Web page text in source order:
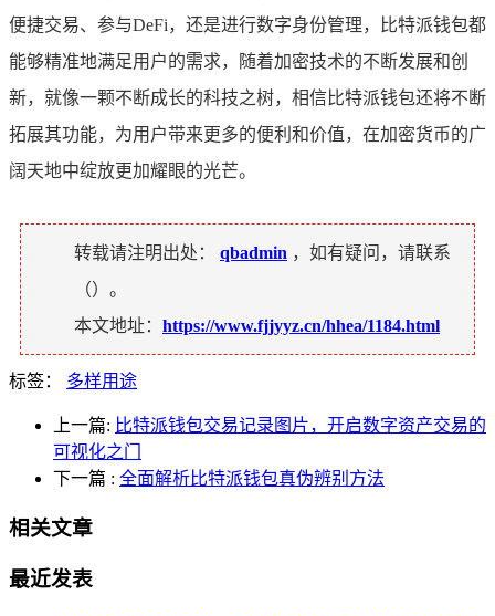
便捷交易、参与DeFi，还是进行数字身份管理，比特派钱包都
能够精准地满足用户的需求，随着加密技术的不断发展和创
新，就像一颗不断成长的科技之树，相信比特派钱包还将不断
拓展其功能，为用户带来更多的便利和价值，在加密货币的广
阔天地中绽放更加耀眼的光芒。
转载请注明出处： qbadmin ，如有疑问，请联系
（）。
本文地址： https://www.fjjyyz.cn/hhea/1184.html
标签： 多样用途
上一篇: 比特派钱包交易记录图片，开启数字资产交易的
可视化之门
下一篇 : 全面解析比特派钱包真伪辨别方法
相关文章
最近发表